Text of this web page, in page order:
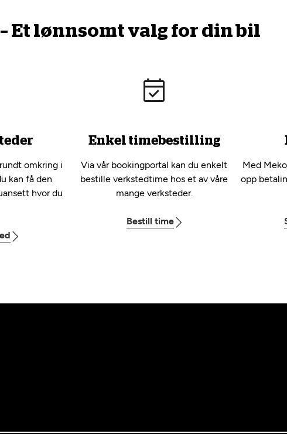
Et lønnsomt valg for din bil
omkring i
kan få den
hvor du
Enkel timebestilling
Via vår bookingportal kan du enkelt
bestille verkstedtime hos et av våre
mange verksteder.
Bestill time
Med
opp